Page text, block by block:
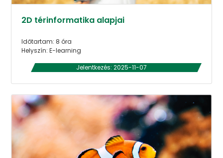
2D térinformatika alapjai
Időtartam: 8 óra
Helyszín: E-learning
Jelentkezés: 2025-11-07